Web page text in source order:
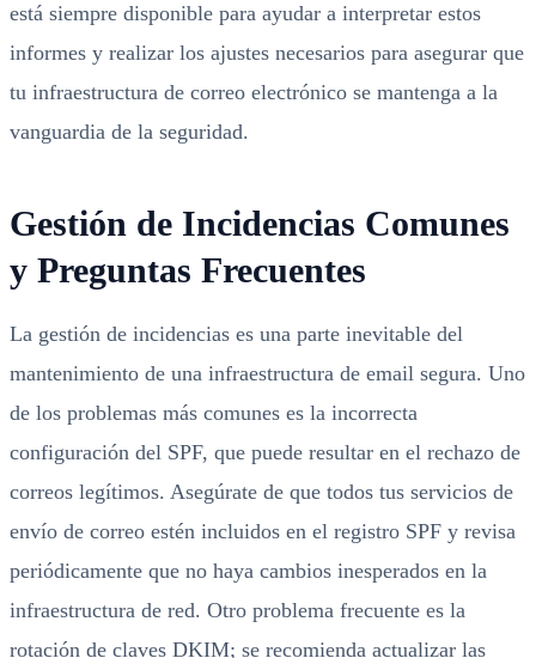
está siempre disponible para ayudar a interpretar estos
informes y realizar los ajustes necesarios para asegurar que
tu infraestructura de correo electrónico se mantenga a la
vanguardia de la seguridad.
Gestión de Incidencias Comunes
y Preguntas Frecuentes
La gestión de incidencias es una parte inevitable del
mantenimiento de una infraestructura de email segura. Uno
de los problemas más comunes es la incorrecta
configuración del SPF, que puede resultar en el rechazo de
correos legítimos. Asegúrate de que todos tus servicios de
envío de correo estén incluidos en el registro SPF y revisa
periódicamente que no haya cambios inesperados en la
infraestructura de red. Otro problema frecuente es la
rotación de claves DKIM; se recomienda actualizar las